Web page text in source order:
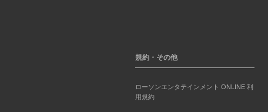
規約・その他
ローソンエンタテインメント ONLINE 利
用規約